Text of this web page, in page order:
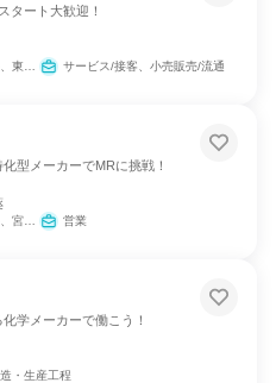
タート大歓迎！
県、福岡県 サービス/接客、小売販売/流通
型メーカーでMRに挑戦！
県、長崎県、熊本県、大分県、宮崎県、鹿児島県、沖縄県 営業
学メーカーで働こう！
・生産工程